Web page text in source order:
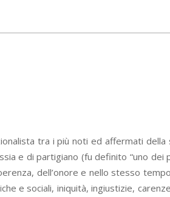
tra i più noti ed affermati
e di partigiano (fu definito “uno
dell’onore e nello stesso
e sociali, iniquità, ingiustizie,